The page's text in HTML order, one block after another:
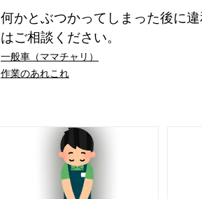
何かとぶつかってしまった後に
はご相談ください。
一般車（ママチャリ）
作業のあれこれ